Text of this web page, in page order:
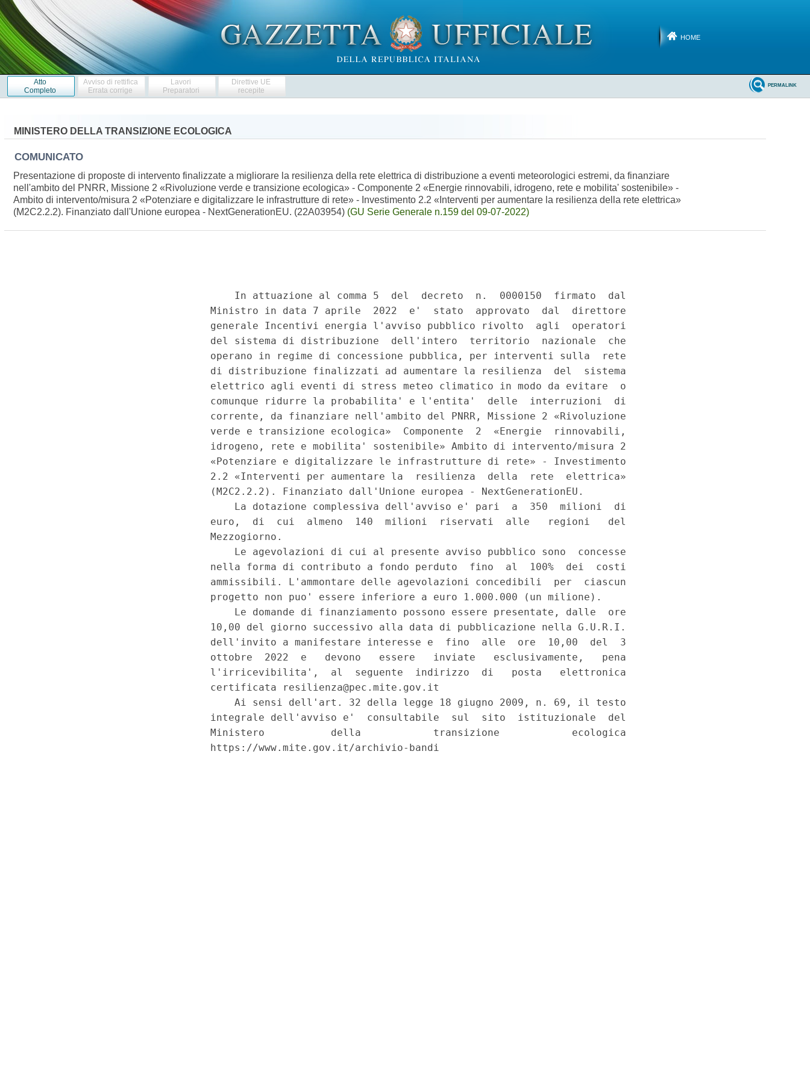
HOME
Atto
Completo
Avviso di rettifica
Errata corrige
Lavori
Preparatori
Direttive UE
recepite
PERMALINK
MINISTERO DELLA TRANSIZIONE ECOLOGICA
COMUNICATO
Presentazione di proposte di intervento finalizzate a migliorare la resilienza della rete elettrica di distribuzione a eventi meteorologici estremi, da finanziare
nell'ambito del PNRR, Missione 2 «Rivoluzione verde e transizione ecologica» - Componente 2 «Energie rinnovabili, idrogeno, rete e mobilita' sostenibile» -
Ambito di intervento/misura 2 «Potenziare e digitalizzare le infrastrutture di rete» - Investimento 2.2 «Interventi per aumentare la resilienza della rete elettrica»
(M2C2.2.2). Finanziato dall'Unione europea - NextGenerationEU. (22A03954) (GU Serie Generale n.159 del 09-07-2022)